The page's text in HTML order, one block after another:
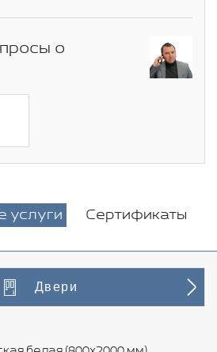
о
услуги
Сертификаты
Двери